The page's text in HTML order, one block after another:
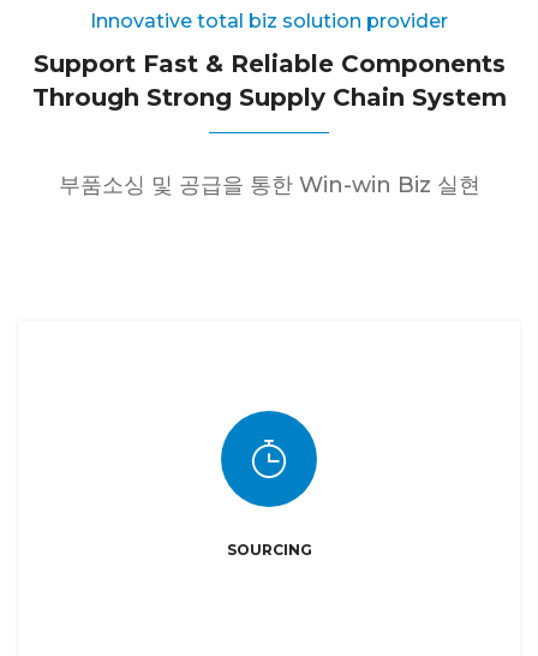
Innovative total biz solution provider
Support Fast & Reliable Components
Through Strong Supply Chain System
부품소싱 및 공급을 통한 Win-win Biz 실현
SOURCING